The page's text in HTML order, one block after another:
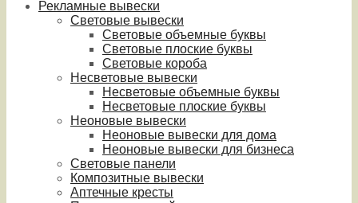
Рекламные вывески
Световые вывески
Световые объемные буквы
Световые плоские буквы
Световые короба
Несветовые вывески
Несветовые объемные буквы
Несветовые плоские буквы
Неоновые вывески
Неоновые вывески для дома
Неоновые вывески для бизнеса
Световые панели
Композитные вывески
Аптечные кресты